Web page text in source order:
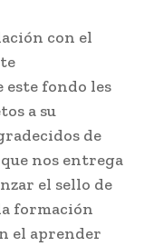
con el
este fondo les
a su
de
nos entrega
el sello de
formación
el aprender